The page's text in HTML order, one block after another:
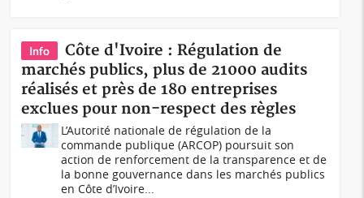
Info
Côte d'Ivoire : Régulation de
marchés publics, plus de 21000 audits
réalisés et près de 180 entreprises
exclues pour non-respect des règles
L’Autorité nationale de régulation de la
commande publique (ARCOP) poursuit son
action de renforcement de la transparence et de
la bonne gouvernance dans les marchés publics
en Côte d’Ivoire...